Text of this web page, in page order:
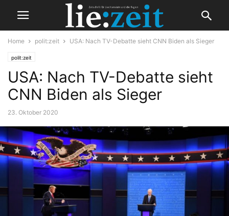
Home polit:zeit USA: Nach TV-Debatte sieht CNN Biden als Sieger
polit:zeit
USA: Nach TV-Debatte sieht
CNN Biden als Sieger
23. Oktober 2020